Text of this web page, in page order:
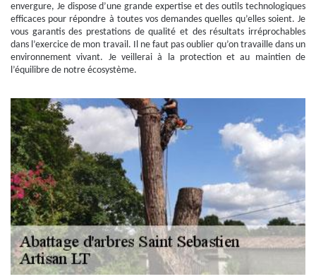
envergure, Je dispose d’une grande expertise et des outils technologiques
efficaces pour répondre à toutes vos demandes quelles qu’elles soient. Je
vous garantis des prestations de qualité et des résultats irréprochables
dans l’exercice de mon travail. Il ne faut pas oublier qu’on travaille dans un
environnement vivant. Je veillerai à la protection et au maintien de
l’équilibre de notre écosystème.